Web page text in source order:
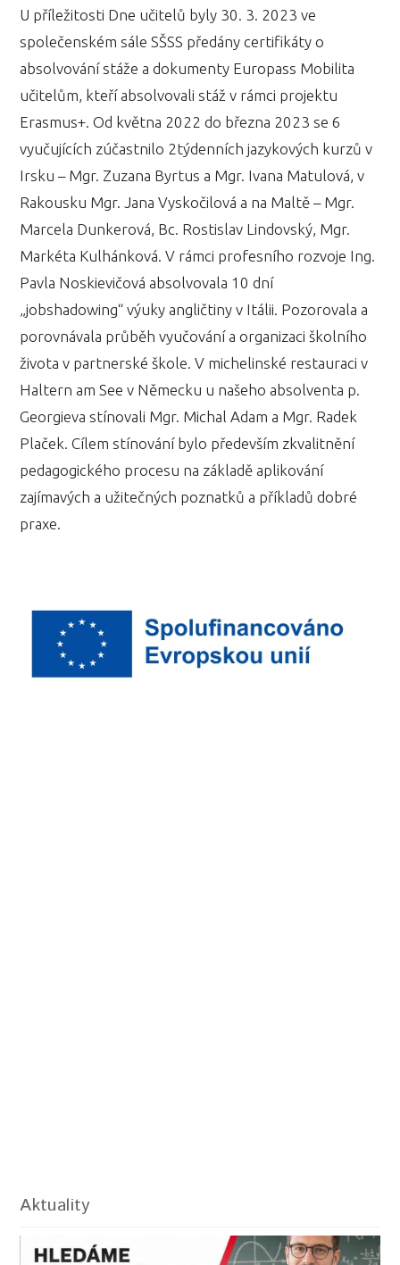
U příležitosti Dne učitelů byly 30. 3. 2023 ve
společenském sále SŠSS předány certifikáty o
absolvování stáže a dokumenty Europass Mobilita
učitelům, kteří absolvovali stáž v rámci projektu
Erasmus+. Od května 2022 do března 2023 se 6
vyučujících zúčastnilo 2týdenních jazykových kurzů v
Irsku – Mgr. Zuzana Byrtus a Mgr. Ivana Matulová, v
Rakousku Mgr. Jana Vyskočilová a na Maltě – Mgr.
Marcela Dunkerová, Bc. Rostislav Lindovský, Mgr.
Markéta Kulhánková. V rámci profesního rozvoje Ing.
Pavla Noskievičová absolvovala 10 dní
„jobshadowing“ výuky angličtiny v Itálii. Pozorovala a
porovnávala průběh vyučování a organizaci školního
života v partnerské škole. V michelinské restauraci v
Haltern am See v Německu u našeho absolventa p.
Georgieva stínovali Mgr. Michal Adam a Mgr. Radek
Plaček. Cílem stínování bylo především zkvalitnění
pedagogického procesu na základě aplikování
zajímavých a užitečných poznatků a příkladů dobré
praxe.
Aktuality